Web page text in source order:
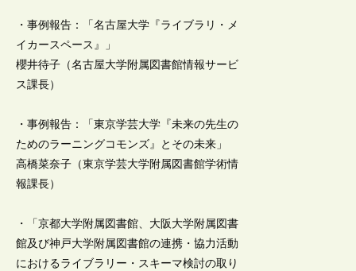
・事例報告：「名古屋大学『ライブラリ・メ
イカースペース』」
櫻井待子（名古屋大学附属図書館情報サービ
ス課長）
・事例報告：「東京学芸大学『未来の先生の
ためのラーニングコモンズ』とその未来」
高橋菜奈子（東京学芸大学附属図書館学術情
報課長）
・「京都大学附属図書館、大阪大学附属図書
館及び神戸大学附属図書館の連携・協力活動
におけるライブラリー・スキーマ検討の取り